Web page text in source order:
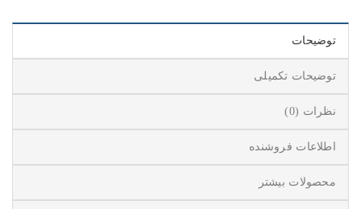
توضیحات
توضیحات تکمیلی
نظرات (0)
اطلاعات فروشنده
محصولات بیشتر